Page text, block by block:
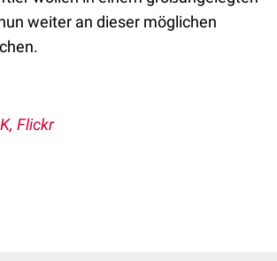
weiter an dieser möglichen
Flickr